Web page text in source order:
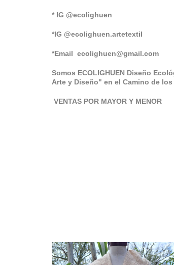
* IG @ecolighuen
*IG @ecolighuen.artetextil
*Email ecolighuen@gmail.com
Somos ECOLIGHUEN Diseño
Arte y Diseño" en el Camino de los
VENTAS POR MAYOR Y MENOR